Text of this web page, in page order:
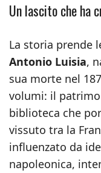
Un lascito che ha
La storia prende
Antonio Luisia,
sua morte nel
volumi: il
biblioteca che
vissuto tra la
influenzato da
napoleonica,